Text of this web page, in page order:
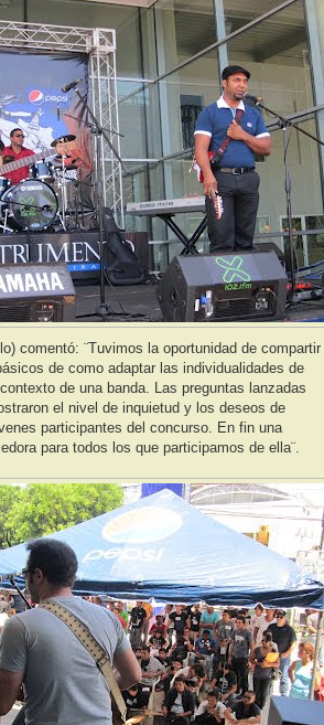
comentó: ¨Tuvimos la oportunidad de compartir
de como adaptar las individualidades de
de una banda. Las preguntas lanzadas
el nivel de inquietud y los deseos de
participantes del concurso. En fin una
para todos los que participamos de ella¨.